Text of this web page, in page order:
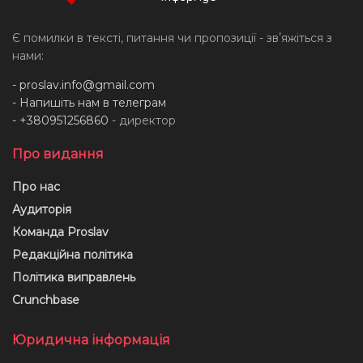
Є помилки в тексті, питання чи пропозиції - звʼяжіться з
нами:
- proslav.info@gmail.com
- Напишіть нам в телеграм
- +380951256860 - директор
Про видання
Про нас
Аудиторія
Команда Proslav
Редакційна політика
Політика виправлень
Crunchbase
Юридична інформація